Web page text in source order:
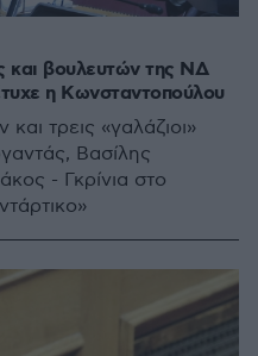
και βουλευτών της ΝΔ
η Κωνσταντοπούλου
τρεις «γαλάζιοι»
Βασίλης
- Γκρίνια στο